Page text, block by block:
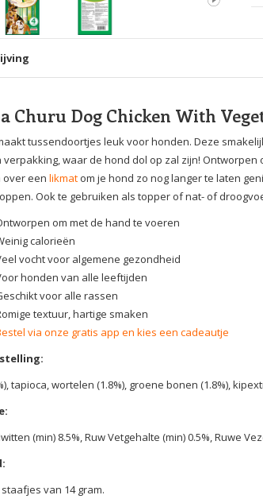
Churu Dog Chicken With
tussendoortjes leuk voor honden. Deze
verpakking, waar de hond dol op zal zijn!
over een likmat om je hond zo nog langer te laten
Ook te gebruiken als topper of nat- of
om met de hand te voeren
calorieën
vocht voor algemene gezondheid
honden van alle leeftijden
voor alle rassen
textuur, hartige smaken
via onze gratis app en kies een cadeautje
tapioca, wortelen (1.8%), groene bonen (1.8%),
(min) 8.5%, Ruw Vetgehalte (min) 0.5%, Ruwe
van 14 gram.